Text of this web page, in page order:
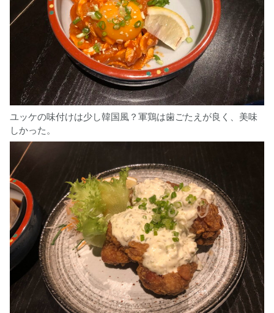
ユッケの味付けは少し韓国風？軍鶏は歯ごたえが良く、美味
しかった。